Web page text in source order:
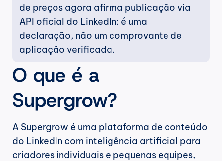
de preços agora afirma publicação via
API oficial do LinkedIn: é uma
declaração, não um comprovante de
aplicação verificada.
O que é a
Supergrow?
A Supergrow é uma plataforma de conteúdo
do LinkedIn com inteligência artificial para
criadores individuais e pequenas equipes,